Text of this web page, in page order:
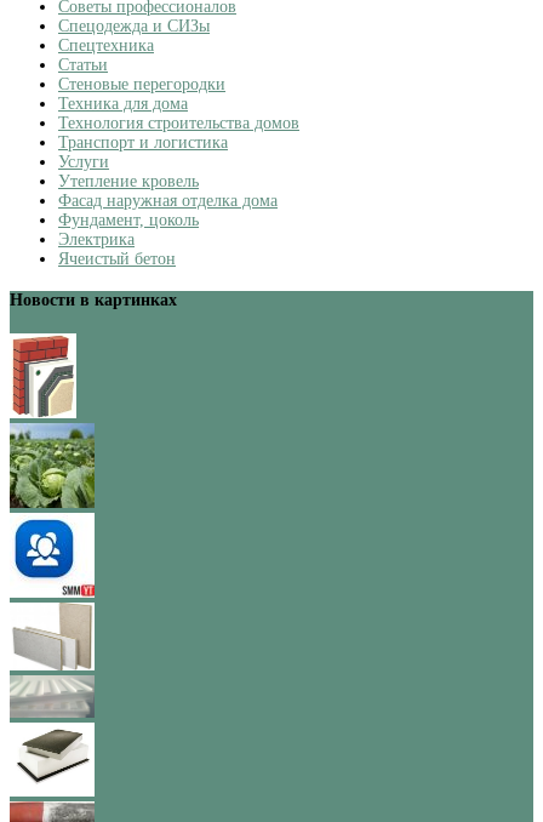
Советы профессионалов
Спецодежда и СИЗы
Спецтехника
Статьи
Стеновые перегородки
Техника для дома
Технология строительства домов
Транспорт и логистика
Услуги
Утепление кровель
Фасад наружная отделка дома
Фундамент, цоколь
Электрика
Ячеистый бетон
Новости в картинках